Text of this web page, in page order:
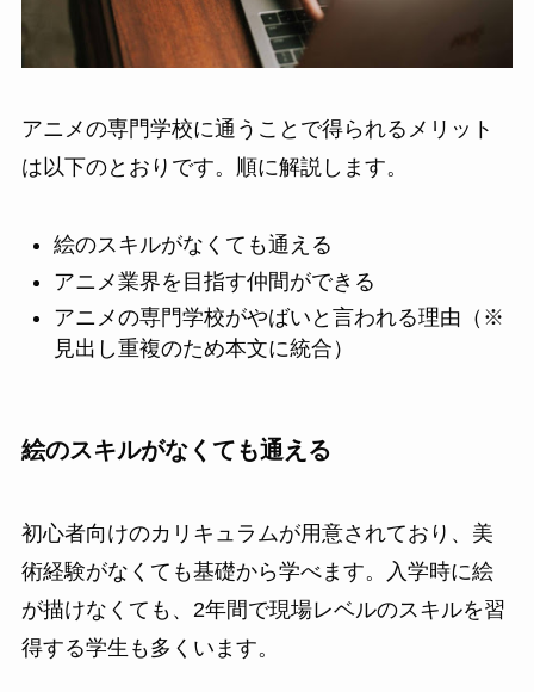
アニメの専門学校に通うことで得られるメリット
は以下のとおりです。順に解説します。
絵のスキルがなくても通える
アニメ業界を目指す仲間ができる
アニメの専門学校がやばいと言われる理由（※
見出し重複のため本文に統合）
絵のスキルがなくても通える
初心者向けのカリキュラムが用意されており、美
術経験がなくても基礎から学べます。入学時に絵
が描けなくても、2年間で現場レベルのスキルを習
得する学生も多くいます。